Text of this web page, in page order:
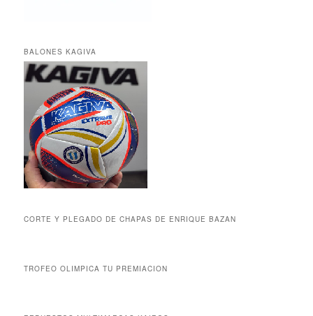
BALONES KAGIVA
CORTE Y PLEGADO DE CHAPAS DE ENRIQUE BAZAN
TROFEO OLIMPICA TU PREMIACION